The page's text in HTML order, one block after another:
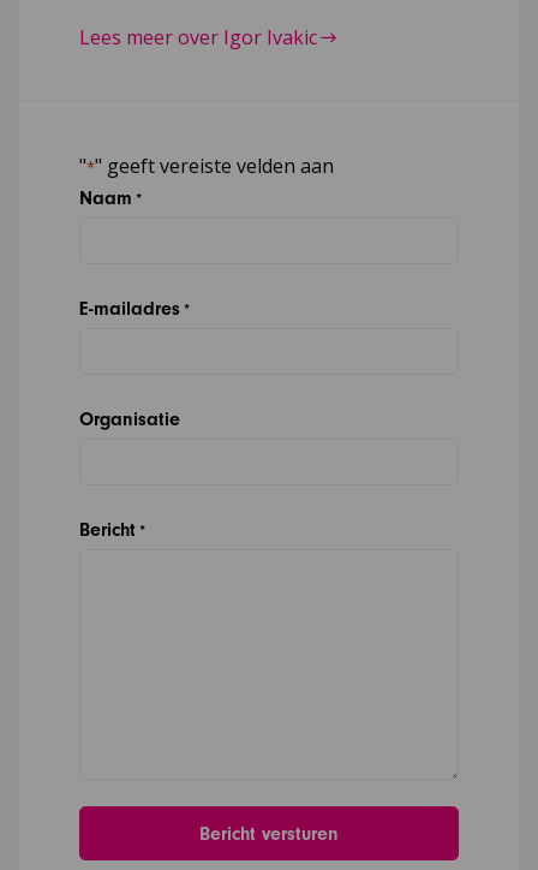
Lees meer over Igor Ivakic
"*" geeft vereiste velden aan
Naam *
E-mailadres *
Organisatie
Bericht *